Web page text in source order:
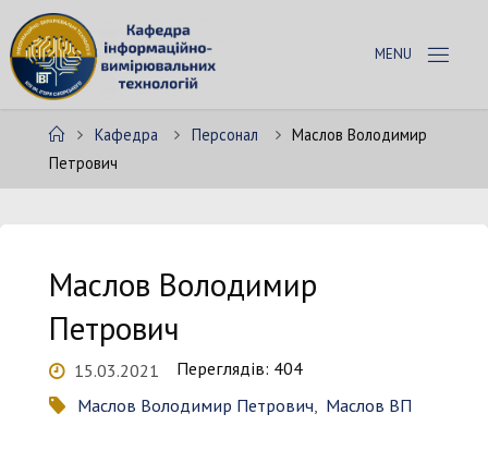
Skip
to
content
ЕД
РА
HomeКафедра Персонал
Маслов Володимир
Петрович
Маслов Володимир
Петрович
15.03.2021
Маслов Володимир Петрович, Маслов ВП
Переглядів: 404